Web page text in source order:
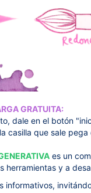
GRATUITA:
dale en el botón
casilla que sale
es un
herramientas y a
informativos,